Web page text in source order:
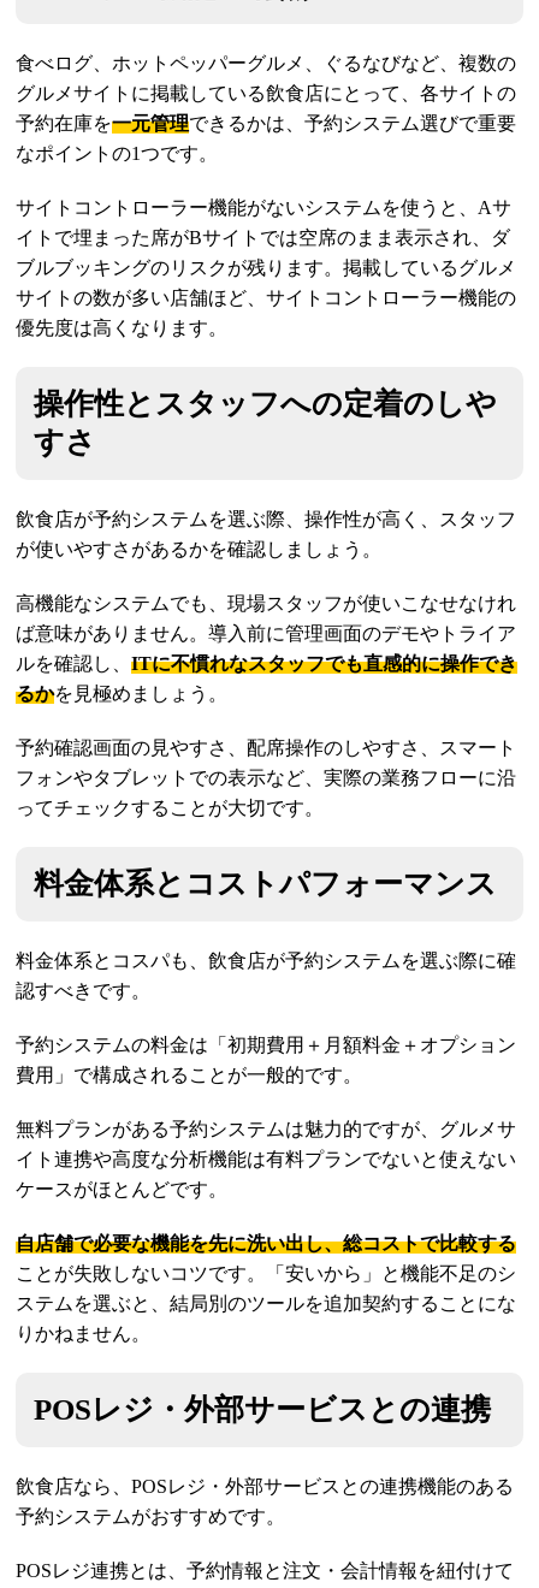
食べログ、ホットペッパーグルメ、ぐるなびなど、複数の
グルメサイトに掲載している飲食店にとって、各サイトの
予約在庫を一元管理できるかは、予約システム選びで重要
なポイントの1つです。
サイトコントローラー機能がないシステムを使うと、Aサ
イトで埋まった席がBサイトでは空席のまま表示され、ダ
ブルブッキングのリスクが残ります。掲載しているグルメ
サイトの数が多い店舗ほど、サイトコントローラー機能の
優先度は高くなります。
操作性とスタッフへの定着のしや
すさ
飲食店が予約システムを選ぶ際、操作性が高く、スタッフ
が使いやすさがあるかを確認しましょう。
高機能なシステムでも、現場スタッフが使いこなせなけれ
ば意味がありません。導入前に管理画面のデモやトライア
ルを確認し、ITに不慣れなスタッフでも直感的に操作でき
るかを見極めましょう。
予約確認画面の見やすさ、配席操作のしやすさ、スマート
フォンやタブレットでの表示など、実際の業務フローに沿
ってチェックすることが大切です。
料金体系とコストパフォーマンス
料金体系とコスパも、飲食店が予約システムを選ぶ際に確
認すべきです。
予約システムの料金は「初期費用＋月額料金＋オプション
費用」で構成されることが一般的です。
無料プランがある予約システムは魅力的ですが、グルメサ
イト連携や高度な分析機能は有料プランでないと使えない
ケースがほとんどです。
自店舗で必要な機能を先に洗い出し、総コストで比較する
ことが失敗しないコツです。「安いから」と機能不足のシ
ステムを選ぶと、結局別のツールを追加契約することにな
りかねません。
POSレジ・外部サービスとの連携
飲食店なら、POSレジ・外部サービスとの連携機能のある
予約システムがおすすめです。
POSレジ連携とは、予約情報と注文・会計情報を紐付けて